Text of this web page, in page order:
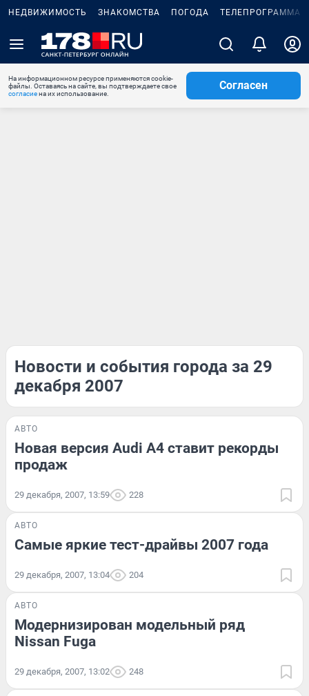
НЕДВИЖИМОСТЬ ЗНАКОМСТВА ПОГОДА ТЕЛЕПРОГРАММА
На информационном ресурсе применяются cookie-
файлы. Оставаясь на сайте, вы подтверждаете свое
согласиена их использование.
Согласен
Новости и события города за 29
декабря 2007
АВТО
Новая версия Audi A4 ставит рекорды
продаж
29 декабря, 2007, 13:59 228
АВТО
Самые яркие тест-драйвы 2007 года
29 декабря, 2007, 13:04 204
АВТО
Модернизирован модельный ряд
Nissan Fuga
29 декабря, 2007, 13:02 248